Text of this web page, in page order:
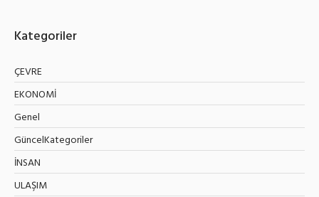
Kategoriler
ÇEVRE
EKONOMİ
Genel
GüncelKategoriler
İNSAN
ULAŞIM